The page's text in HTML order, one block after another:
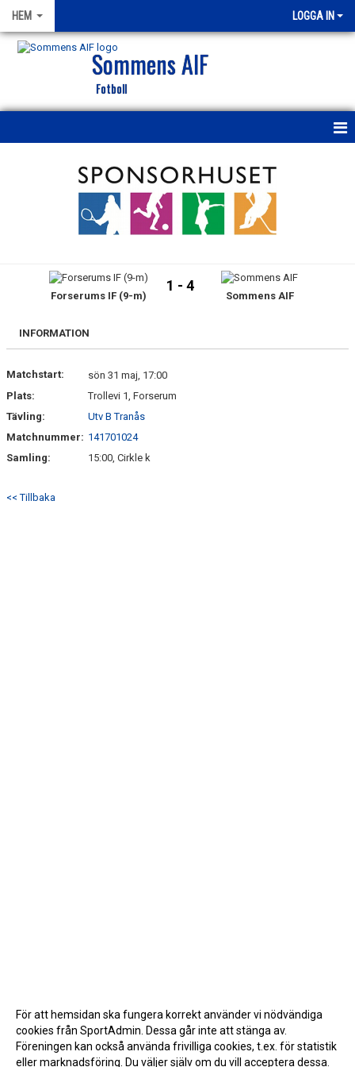
HEM LOGGA IN
Sommens AIF
Fotboll
VÅRA LAG/TRÄNARE
SOCIALA MEDIER
MATCHSTÄLL
OM KLUBBEN
Forserums IF (9-m)
1 - 4
Sommens AIF
INFORMATION
Matchstart:
sön 31 maj, 17:00
Plats:
Trollevi 1, Forserum
Tävling:
Utv B Tranås
Matchnummer: 141701024
Samling:
15:00, Cirkle k
<< Tillbaka
För att hemsidan ska fungera korrekt använder vi nödvändiga
cookies från SportAdmin. Dessa går inte att stänga av.
Föreningen kan också använda frivilliga cookies, t.ex. för statistik
eller marknadsföring. Du väljer själv om du vill acceptera dessa.